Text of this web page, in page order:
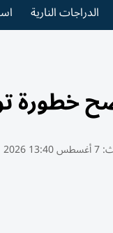
الدراجات النارية
خطورة
7 أغسطس 13:40 2026